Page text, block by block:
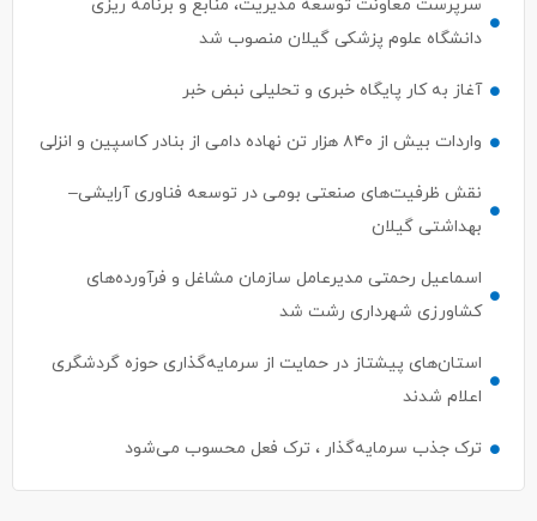
آغاز به کار پایگاه خبری و تحلیلی نبض خبر
واردات بیش از ۸۴۰ هزار تن نهاده دامی از بنادر كاسپین و انزلی
نقش ظرفیت‌های صنعتی بومی در توسعه فناوری آرایشی–
بهداشتی گیلان
اسماعیل رحمتی مدیرعامل سازمان مشاغل و فرآورده‌های
استان‌های پیشتاز در حمایت از سرمایه‌گذاری حوزه گردشگری
ترک جذب سرمایه‌گذار ، ترک فعل محسوب می‌شود